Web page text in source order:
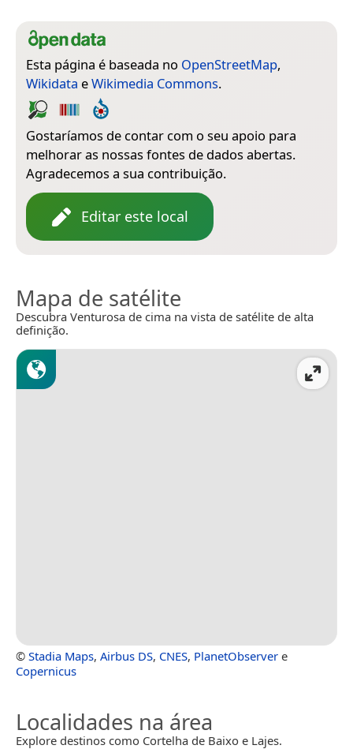
Esta página é baseada no OpenStreetMap,
Wikidata eWikimedia Commons.
Gostaríamos de contar com o seu apoio para
melhorar as nossas fontes de dados abertas.
Agradecemos a sua contribuição.
Editar este local
Mapa de satélite
Descubra Venturosa de cima na vista de satélite de alta
definição.
© Stadia Maps, Airbus DS, CNES, PlanetObserver e
Copernicus
Localidades na área
Explore destinos como Cortelha de Baixo e Lajes.